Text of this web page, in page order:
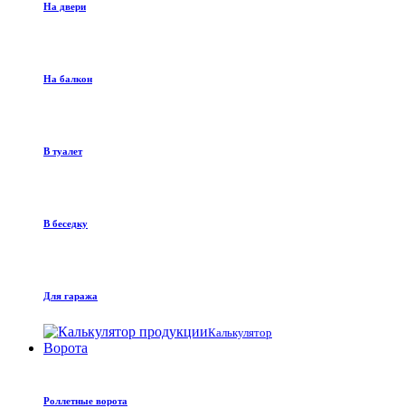
На двери
На балкон
В туалет
В беседку
Для гаража
Калькулятор
Ворота
Роллетные ворота